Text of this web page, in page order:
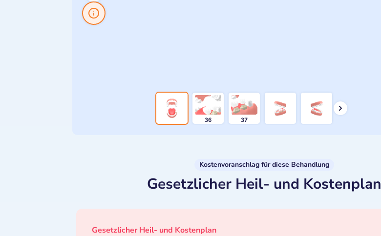
36 37
Kostenvoranschlag für diese Behandlung
Gesetzlicher Heil- und Kostenplan
Gesetzlicher Heil- und Kostenplan